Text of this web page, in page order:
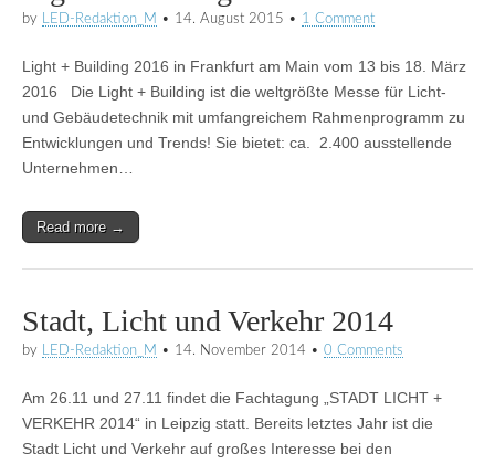
by LED-Redaktion_M • 14. August 2015 • 1 Comment
Light + Building 2016 in Frankfurt am Main vom 13 bis 18. März
2016 Die Light + Building ist die weltgrößte Messe für Licht-
und Gebäudetechnik mit umfangreichem Rahmenprogramm zu
Entwicklungen und Trends! Sie bietet: ca. 2.400 ausstellende
Unternehmen…
Read more →
Stadt, Licht und Verkehr 2014
by LED-Redaktion_M • 14. November 2014 • 0 Comments
Am 26.11 und 27.11 findet die Fachtagung „STADT LICHT +
VERKEHR 2014“ in Leipzig statt. Bereits letztes Jahr ist die
Stadt Licht und Verkehr auf großes Interesse bei den